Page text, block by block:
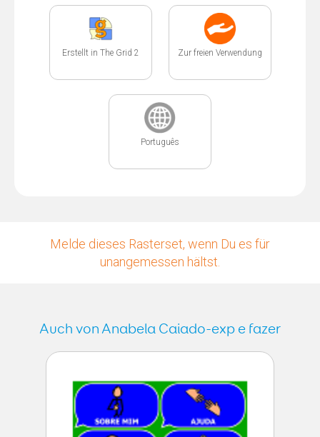
Erstellt in The Grid 2 Zur freien Verwendung
Português
Melde dieses Rasterset, wenn Du es für
unangemessen hältst.
Auch von Anabela Caiado-exp e fazer